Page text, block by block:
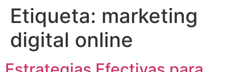
Etiqueta: marketing
digital online